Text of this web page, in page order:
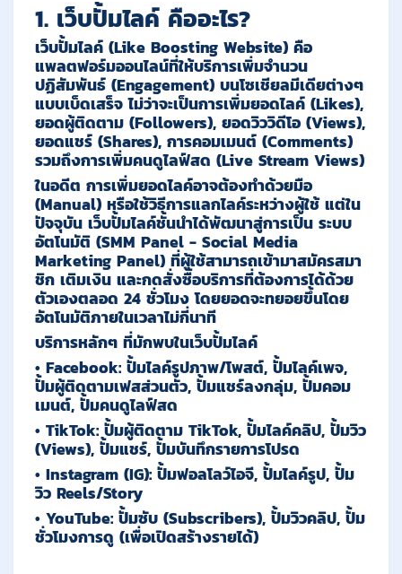
1. เว็บปั้มไลค์ คืออะไร?
เว็บปั้มไลค์ (Like Boosting Website) คือ
แพลตฟอร์มออนไลน์ที่ให้บริการเพิ่มจำนวน
ปฏิสัมพันธ์ (Engagement) บนโซเชียลมีเดียต่างๆ
แบบเบ็ดเสร็จ ไม่ว่าจะเป็นการเพิ่มยอดไลค์ (Likes),
ยอดผู้ติดตาม (Followers), ยอดวิววิดีโอ (Views),
ยอดแชร์ (Shares), การคอมเมนต์ (Comments)
รวมถึงการเพิ่มคนดูไลฟ์สด (Live Stream Views)
ในอดีต การเพิ่มยอดไลค์อาจต้องทำด้วยมือ
(Manual) หรือใช้วิธีการแลกไลค์ระหว่างผู้ใช้ แต่ใน
ปัจจุบัน เว็บปั้มไลค์ชั้นนำได้พัฒนาสู่การเป็น ระบบ
อัตโนมัติ (SMM Panel - Social Media
Marketing Panel) ที่ผู้ใช้สามารถเข้ามาสมัครสมา
ชิก เติมเงิน และกดสั่งซื้อบริการที่ต้องการได้ด้วย
ตัวเองตลอด 24 ชั่วโมง โดยยอดจะทยอยขึ้นโดย
อัตโนมัติภายในเวลาไม่กี่นาที
บริการหลักๆ ที่มักพบในเว็บปั้มไลค์
• Facebook: ปั้มไลค์รูปภาพ/โพสต์, ปั้มไลค์เพจ,
ปั้มผู้ติดตามเฟสส่วนตัว, ปั้มแชร์ลงกลุ่ม, ปั้มคอม
เมนต์, ปั้มคนดูไลฟ์สด
• TikTok:ปั้มผู้ติดตาม TikTok, ปั้มไลค์คลิป, ปั้มวิว
(Views), ปั้มแชร์, ปั้มบันทึกรายการโปรด
• Instagram (IG): ปั้มฟอลโลว์ไอจี, ปั้มไลค์รูป, ปั้ม
วิว Reels/Story
• YouTube: ปั้มซับ (Subscribers), ปั้มวิวคลิป, ปั้ม
ชั่วโมงการดู (เพื่อเปิดสร้างรายได้)